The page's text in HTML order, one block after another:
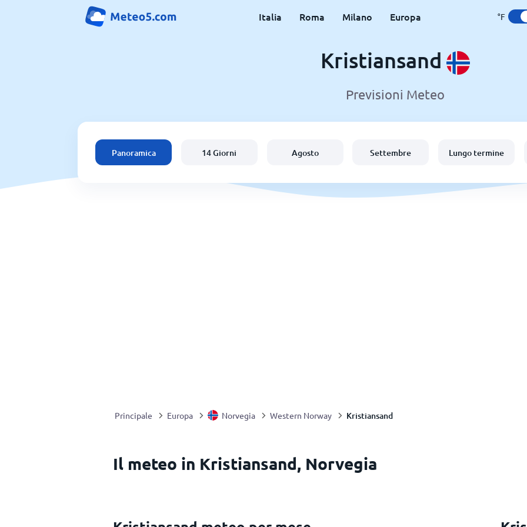
Italia Roma Milano Europa °F
Kristiansand
Previsioni Meteo
Panoramica 14 Giorni Agosto Settembre Lungo termine
Principale Europa Norvegia Western Norway Kristiansand
Il meteo in Kristiansand, Norvegia